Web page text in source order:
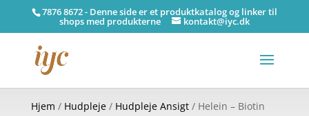
7876 8672 - Denne side er et produktkatalog og linker til
shops med produkterne kontakt@iyc.dk
Hjem / Hudpleje/ Hudpleje Ansigt/ Helein – Biotin